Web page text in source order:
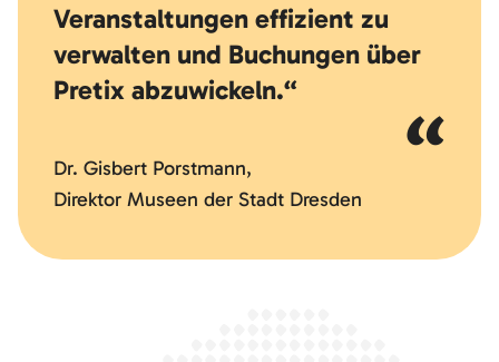
Veranstaltungen effizient zu
verwalten und Buchungen über
Pretix abzuwickeln.“
Dr. Gisbert Porstmann,
Direktor Museen der Stadt Dresden